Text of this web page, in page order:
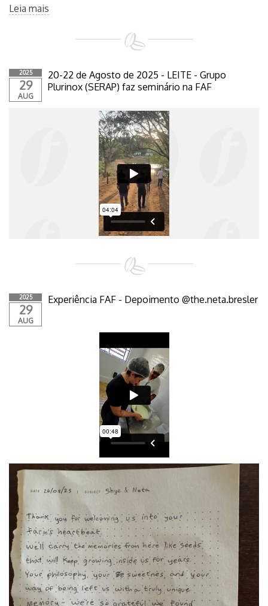
Leia mais
2025
29
AUG
20-22 de Agosto de 2025 - LEITE - Grupo
Plurinox (SERAP) faz seminário na FAF
2025
29
AUG
Experiência FAF - Depoimento @the.neta.bresler